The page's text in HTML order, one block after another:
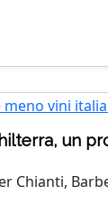
un
Chianti,